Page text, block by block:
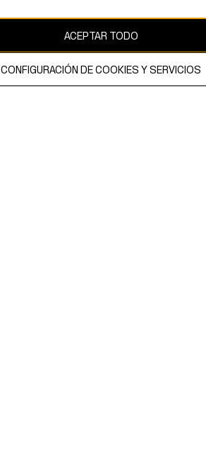
ACEPTAR TODO
CONFIGURACIÓN DE COOKIES Y SERVICIOS